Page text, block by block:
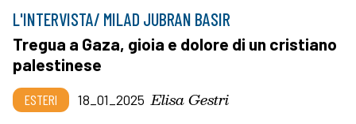
L'INTERVISTA/ MILAD JUBRAN BASIR
Tregua a Gaza, gioia e dolore di un cristiano
palestinese
ESTERI 18_01_2025 Elisa Gestri